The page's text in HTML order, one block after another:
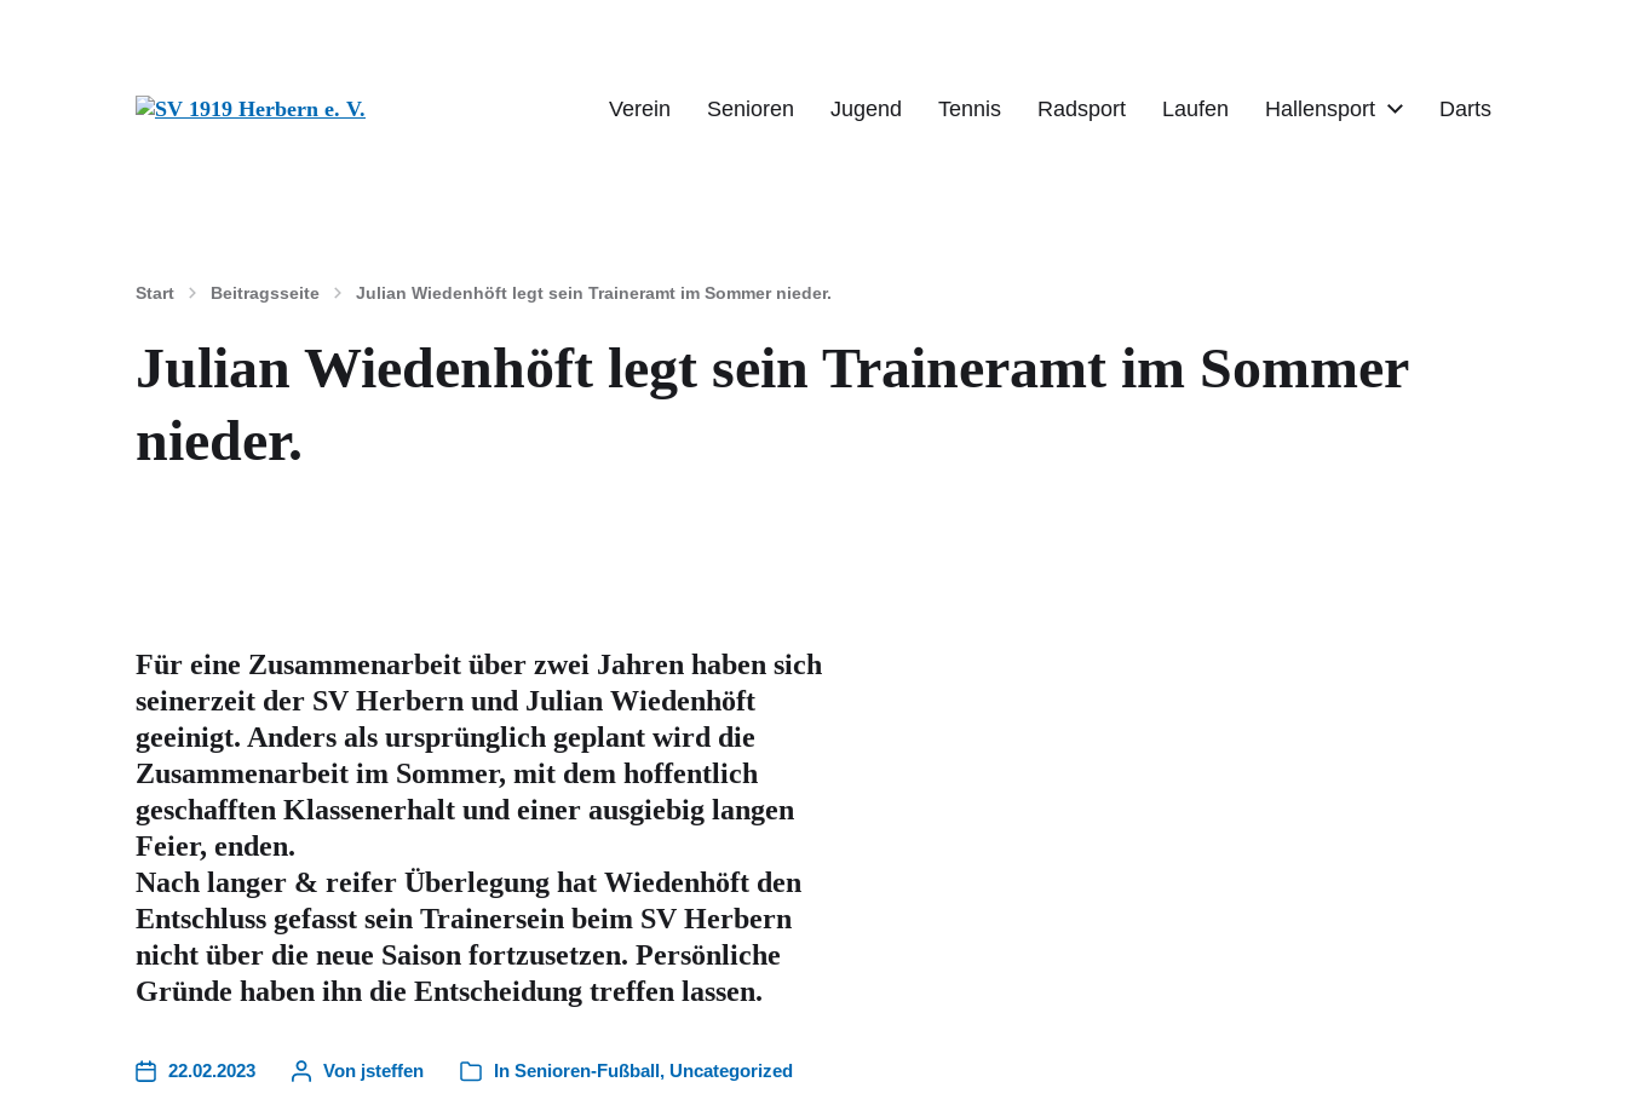
Verein Senioren Jugend Tennis Radsport Laufen Hallensport Darts
Start Beitragsseite Julian Wiedenhöft legt sein Traineramt im Sommer nieder.
Julian Wiedenhöft legt sein Traineramt im Sommer
nieder.
Für eine Zusammenarbeit über zwei Jahren haben sich
seinerzeit der SV Herbern und Julian Wiedenhöft
geeinigt. Anders als ursprünglich geplant wird die
Zusammenarbeit im Sommer, mit dem hoffentlich
geschafften Klassenerhalt und einer ausgiebig langen
Feier, enden.
Nach langer & reifer Überlegung hat Wiedenhöft den
Entschluss gefasst sein Trainersein beim SV Herbern
nicht über die neue Saison fortzusetzen. Persönliche
Gründe haben ihn die Entscheidung treffen lassen.
22.02.2023 Von jsteffen In Senioren-Fußball, Uncategorized